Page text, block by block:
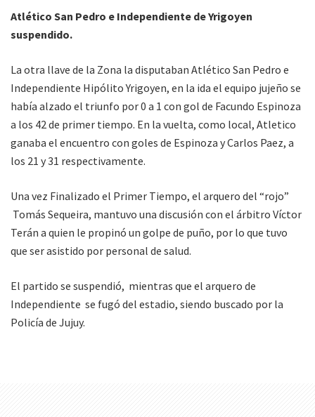
Atlético San Pedro e Independiente de Yrigoyen
suspendido.
La otra llave de la Zona la disputaban Atlético San Pedro e
Independiente Hipólito Yrigoyen, en la ida el equipo jujeño se
había alzado el triunfo por 0 a 1 con gol de Facundo Espinoza
a los 42 de primer tiempo. En la vuelta, como local, Atletico
ganaba el encuentro con goles de Espinoza y Carlos Paez, a
los 21 y 31 respectivamente.
Una vez Finalizado el Primer Tiempo, el arquero del “rojo”
Tomás Sequeira, mantuvo una discusión con el árbitro Víctor
Terán a quien le propinó un golpe de puño, por lo que tuvo
que ser asistido por personal de salud.
El partido se suspendió, mientras que el arquero de
Independiente se fugó del estadio, siendo buscado por la
Policía de Jujuy.